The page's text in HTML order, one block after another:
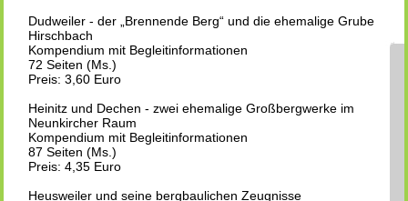
Dudweiler - der „Brennende Berg“ und die ehemalige Grube
Hirschbach
Kompendium mit Begleitinformationen
72 Seiten (Ms.)
Preis: 3,60 Euro
Heinitz und Dechen - zwei ehemalige Großbergwerke im
Neunkircher Raum
Kompendium mit Begleitinformationen
87 Seiten (Ms.)
Preis: 4,35 Euro
Heusweiler und seine bergbaulichen Zeugnisse